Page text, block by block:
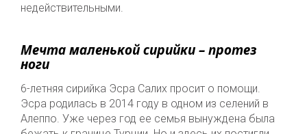
недействительными.
Мечта маленькой сирийки – протез
ноги
6-летняя сирийка Эсра Салих просит о помощи.
Эсра родилась в 2014 году в одном из селений в
Алеппо. Уже через год ее семья вынуждена была